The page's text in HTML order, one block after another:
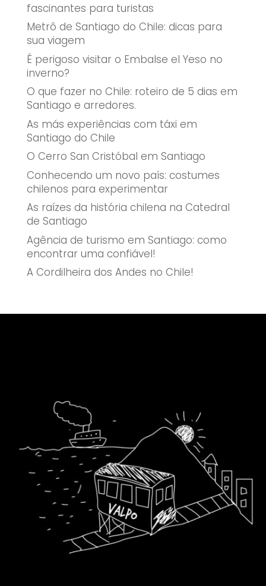
fascinantes para turistas
Metrô de Santiago do Chile: dicas para
sua viagem
É perigoso visitar o Embalse el Yeso no
inverno?
O que fazer no Chile: roteiro de 5 dias em
Santiago e arredores.
As más experiências com táxi em
Santiago do Chile
O Cerro San Cristóbal em Santiago
Conhecendo um novo país: costumes
chilenos para experimentar
As raízes da história chilena na Catedral
de Santiago
Agência de turismo em Santiago: como
encontrar uma confiável!
A Cordilheira dos Andes no Chile!